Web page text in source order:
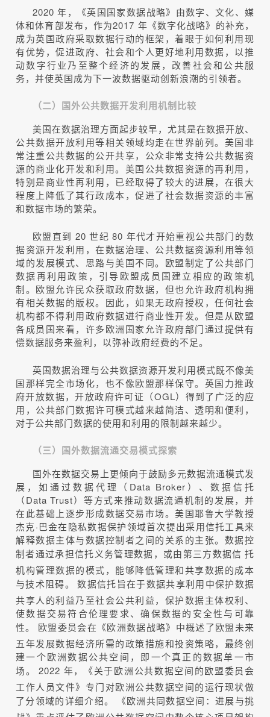
2020 年，《英国国家数据战略》由数字、文化、媒
体和体育部发布，作为2017 年《数字化战略》的补充，
成为英国政府采取数据行动的框架，着眼于如何利用现
有优势，促进政府、社会和个人更好地利用数据，以推
动数字行业乃至整个经济的发展，改善社会和公共服
务，并使英国成为下一波数据驱动创新浪潮的引领者。
（二）国外公共数据开发利用机制比较
美国在数据治理方面起步较早，尤其是在数据开放、
公共数据开放利用等相关领域均走在世界前列。美国非
常注重公共数据的公开共享，公众非常支持公共数据资
源的商业化开发和利用。美国公共数据资源的再利用，
特别是商业性再利用，已经取得了较大的进展，在很大
程度上降低了其行政成本，促进了社会数据资源的丰富
和数据市场的繁荣。
欧盟直到 20 世纪 80 年代才开始重视公共部门的数
据资源开发利用，在数据治理、公共数据资源利用等领
域的发展模式、思路与美国不同。欧盟制定了公共部门
数据再利用政策，引导欧盟成员国建立相应的政策机
制。欧盟允许民众获取政府数据，但也允许政府机构拥
有相关数据的版权。因此，如果无政府授权，任何社会
机构都不得利用政府数据进行商业性开发。但是从欧盟
各成员国来看，许多欧洲国家允许政府部门通过提供有
偿数据服务来盈利，以弥补政府经费的不足。
英国数据治理与公共数据资源开发利用模式既不像美
国那样完全市场化，也不像欧盟那样保守。英国力推政
府开放数据，开放政府许可证（OGL）得到了广泛的应
用，公共部门数据许可模式越来越简洁、透明和便利，
对于公共部门数据的使用和利用的限制越来越少。
（三）国外数据流通交易模式探索
国外在数据交易上更倾向于鼓励多元数据流通模式发
展，如通过数据代理（Data Broker）、数据信托
（Data Trust）等方式来推动数据流通机制的发展，并
在此基础上逐步形成数据交易市场。美国耶鲁大学教授
杰克·巴金在隐私数据保护领域首次提出采用信托工具来
解释数据主体与数据控制者之间的关系的主张。数据控
制者通过承担信托义务管理数据，或由第三方数据信 托
机构管理数据的模式，能够降低管理和共享数据的成本
与技术阻碍。
数据信托旨在于数据共享利用中保护数据
共享人的利益乃至社会公共利益，保护数据主体权利、
使数据交易符合伦理要求、确保数据的安全性与可靠
性。
欧盟委员会在《欧洲数据战略》中概述了欧盟未来
五年发展数据经济所需的政策措施和投资策略，最终创
建一个欧洲数据公共空间，即一个真正的数据单一市
场。
2022 年，《关于欧洲公共数据空间的欧盟委员会
工作人员文件》专门对欧洲公共数据空间的运行现状做
了分领域的详细介绍。
《欧洲共同数据空间：进展与挑